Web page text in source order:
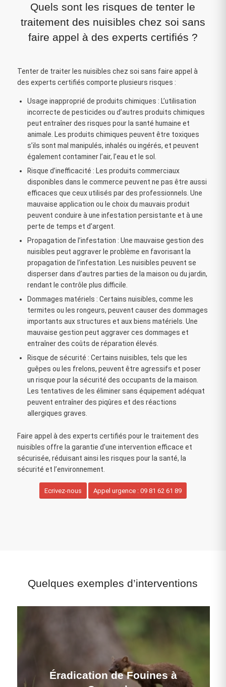
Quels sont les risques de tenter le
traitement des nuisibles chez soi sans
faire appel à des experts certifiés ?
Tenter de traiter les nuisibles chez soi sans faire appel à
des experts certifiés comporte plusieurs risques :
Usage inapproprié de produits chimiques : L’utilisation
incorrecte de pesticides ou d’autres produits chimiques
peut entraîner des risques pour la santé humaine et
animale. Les produits chimiques peuvent être toxiques
s’ils sont mal manipulés, inhalés ou ingérés, et peuvent
également contaminer l’air, l’eau et le sol.
Risque d’inefficacité : Les produits commerciaux
disponibles dans le commerce peuvent ne pas être aussi
efficaces que ceux utilisés par des professionnels. Une
mauvaise application ou le choix du mauvais produit
peuvent conduire à une infestation persistante et à une
perte de temps et d’argent.
Propagation de l’infestation : Une mauvaise gestion des
nuisibles peut aggraver le problème en favorisant la
propagation de l’infestation. Les nuisibles peuvent se
disperser dans d’autres parties de la maison ou du jardin,
rendant le contrôle plus difficile.
Dommages matériels : Certains nuisibles, comme les
termites ou les rongeurs, peuvent causer des dommages
importants aux structures et aux biens matériels. Une
mauvaise gestion peut aggraver ces dommages et
entraîner des coûts de réparation élevés.
Risque de sécurité : Certains nuisibles, tels que les
guêpes ou les frelons, peuvent être agressifs et poser
un risque pour la sécurité des occupants de la maison.
Les tentatives de les éliminer sans équipement adéquat
peuvent entraîner des piqûres et des réactions
allergiques graves.
Faire appel à des experts certifiés pour le traitement des
nuisibles offre la garantie d’une intervention efficace et
sécurisée, réduisant ainsi les risques pour la santé, la
sécurité et l’environnement.
Ecrivez-nous Appel urgence : 09 81 62 61 89
Quelques exemples d’interventions
Éradication de Fouines à